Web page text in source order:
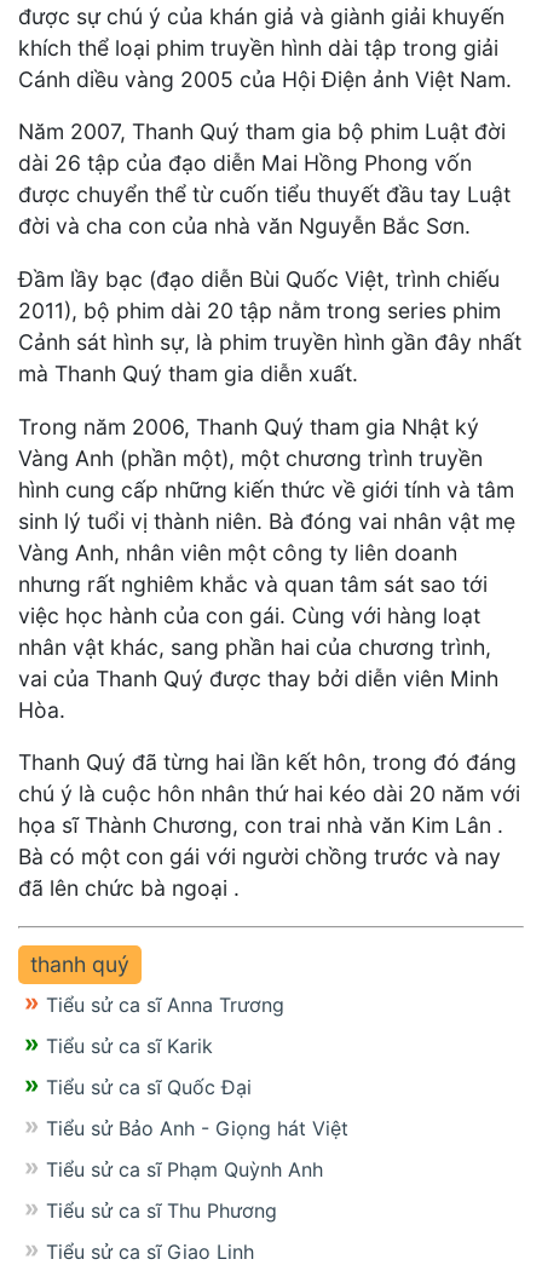
được sự chú ý của khán giả và giành giải khuyến
khích thể loại phim truyền hình dài tập trong giải
Cánh diều vàng 2005 của Hội Điện ảnh Việt Nam.
Năm 2007, Thanh Quý tham gia bộ phim Luật đời
dài 26 tập của đạo diễn Mai Hồng Phong vốn
được chuyển thể từ cuốn tiểu thuyết đầu tay Luật
đời và cha con của nhà văn Nguyễn Bắc Sơn.
Đầm lầy bạc (đạo diễn Bùi Quốc Việt, trình chiếu
2011), bộ phim dài 20 tập nằm trong series phim
Cảnh sát hình sự, là phim truyền hình gần đây nhất
mà Thanh Quý tham gia diễn xuất.
Trong năm 2006, Thanh Quý tham gia Nhật ký
Vàng Anh (phần một), một chương trình truyền
hình cung cấp những kiến thức về giới tính và tâm
sinh lý tuổi vị thành niên. Bà đóng vai nhân vật mẹ
Vàng Anh, nhân viên một công ty liên doanh
nhưng rất nghiêm khắc và quan tâm sát sao tới
việc học hành của con gái. Cùng với hàng loạt
nhân vật khác, sang phần hai của chương trình,
vai của Thanh Quý được thay bởi diễn viên Minh
Hòa.
Thanh Quý đã từng hai lần kết hôn, trong đó đáng
chú ý là cuộc hôn nhân thứ hai kéo dài 20 năm với
họa sĩ Thành Chương, con trai nhà văn Kim Lân .
Bà có một con gái với người chồng trước và nay
đã lên chức bà ngoại .
thanh quý
Tiểu sử ca sĩ Anna Trương
Tiểu sử ca sĩ Karik
Tiểu sử ca sĩ Quốc Đại
Tiểu sử Bảo Anh - Giọng hát Việt
Tiểu sử ca sĩ Phạm Quỳnh Anh
Tiểu sử ca sĩ Thu Phương
Tiểu sử ca sĩ Giao Linh